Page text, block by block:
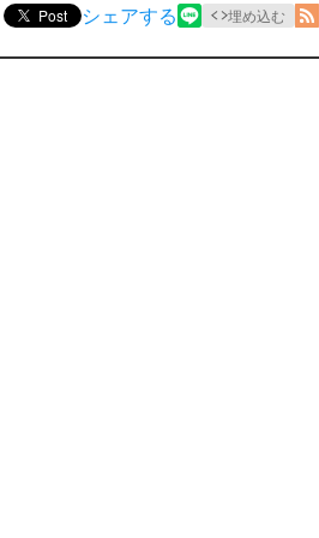
Post シェアする 埋め込む